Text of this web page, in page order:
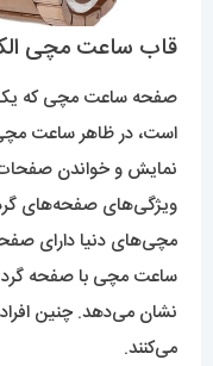
قاب ساعت مچی
صفحه ساعت مچی که
است، در ظاهر ساعت مچی
نمایش و خواندن صفحات
ویژگی‌های صفحه‌های
مچی‌های دنیا دارای
ساعت مچی با صفحه
نشان می‌دهد. چنین
می‌کنند.